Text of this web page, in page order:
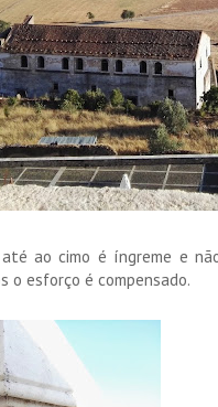
ao cimo é íngreme e
o esforço é compensado.